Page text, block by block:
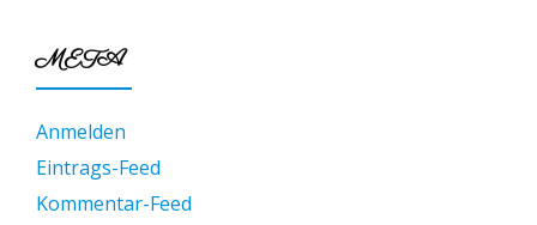
META
Anmelden
Eintrags-Feed
Kommentar-Feed